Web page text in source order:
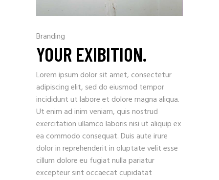
Branding
YOUR EXIBITION.
Lorem ipsum dolor sit amet, consectetur
adipiscing elit, sed do eiusmod tempor
incididunt ut labore et dolore magna aliqua.
Ut enim ad inim veniam, quis nostrud
exercitation ullamco laboris nisi ut aliquip ex
ea commodo consequat. Duis aute irure
dolor in reprehenderit in oluptate velit esse
cillum dolore eu fugiat nulla pariatur
excepteur sint occaecat cupidatat